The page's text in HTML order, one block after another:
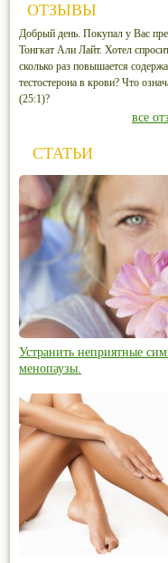
ОТЗЫВЫ
Добрый день. Покупал у Вас
Тонгкат Али Лайт. Хотел
сколько раз повышается
тестостерона в крови? Что
(25:1)?
все
СТАТЬИ
Устранить неприятные
менопаузы.